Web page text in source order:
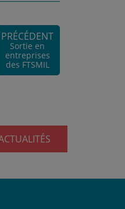
PRÉCÉDENT
Sortie en
entreprises
des FTSMIL